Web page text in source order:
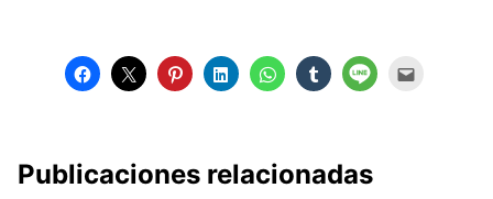
Publicaciones relacionadas